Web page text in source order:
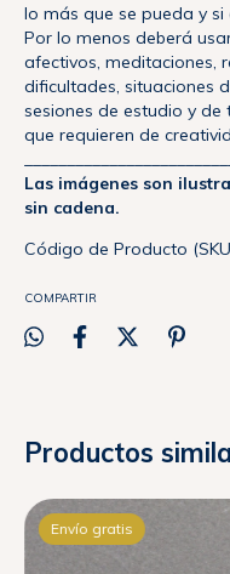
lo más que se pueda y
Por lo menos deberá
afectivos, meditaciones,
dificultades, situaciones
sesiones de estudio y de
que requieren de
Las imágenes son
sin cadena.
Código de Producto
COMPARTIR
Productos
Envío gratis